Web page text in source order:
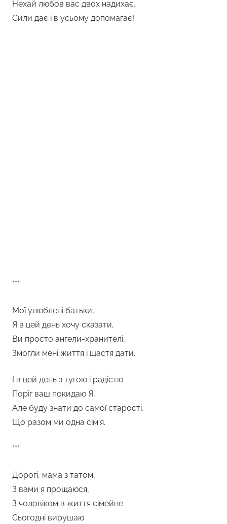
Нехай любов вас двох надихає,
Сили дає і в усьому допомагає!
***
Мої улюблені батьки,
Я в цей день хочу сказати,
Ви просто ангели-хранителі,
Змогли мені життя і щастя дати.
І в цей день з тугою і радістю
Поріг ваш покидаю Я,
Але буду знати до самої старості,
Що разом ми одна сім’я.
***
Дорогі, мама з татом,
З вами я прощаюся,
З чоловіком в життя сімейне
Сьогодні вирушаю.